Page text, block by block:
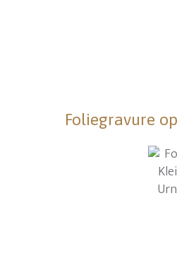
Foliegravure